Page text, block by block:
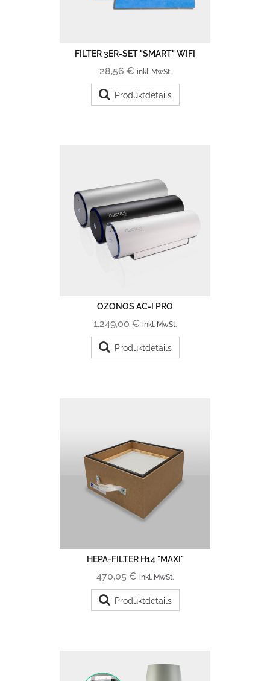
FILTER 3ER-SET "SMART" WIFI
28,56 € inkl. MwSt.
Produktdetails
OZONOS AC-I PRO
1.249,00 € inkl. MwSt.
Produktdetails
HEPA-FILTER H14 "MAXI"
470,05 € inkl. MwSt.
Produktdetails